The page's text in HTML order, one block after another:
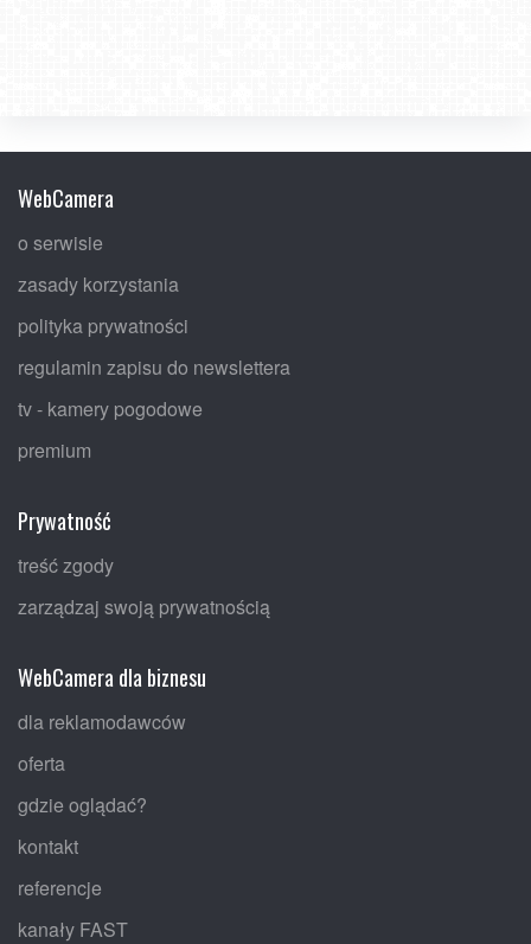
WebCamera
o serwisie
zasady korzystania
polityka prywatności
regulamin zapisu do newslettera
tv - kamery pogodowe
premium
Prywatność
treść zgody
zarządzaj swoją prywatnością
WebCamera dla biznesu
dla reklamodawców
oferta
gdzie oglądać?
kontakt
referencje
kanały FAST